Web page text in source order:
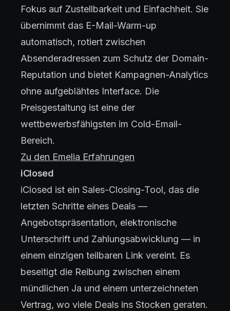
Fokus auf Zustellbarkeit und Einfachheit. Sie
übernimmt das E-Mail-Warm-up
automatisch, rotiert zwischen
Absenderadressen zum Schutz der Domain-
Reputation und bietet Kampagnen-Analytics
ohne aufgeblähtes Interface. Die
Preisgestaltung ist eine der
wettbewerbsfähigsten im Cold-Email-
Bereich.
Zu den Emelia Erfahrungen
iClosed
iClosed ist ein Sales-Closing-Tool, das die
letzten Schritte eines Deals —
Angebotspräsentation, elektronische
Unterschrift und Zahlungsabwicklung — in
einem einzigen teilbaren Link vereint. Es
beseitigt die Reibung zwischen einem
mündlichen Ja und einem unterzeichneten
Vertrag, wo viele Deals ins Stocken geraten.